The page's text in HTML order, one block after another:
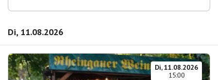
Di, 11.08.2026
Di, 11.08.2026
15:00